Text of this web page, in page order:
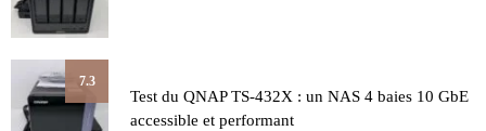
7.3
Test du QNAP TS-432X : un NAS 4 baies 10 GbE
accessible et performant